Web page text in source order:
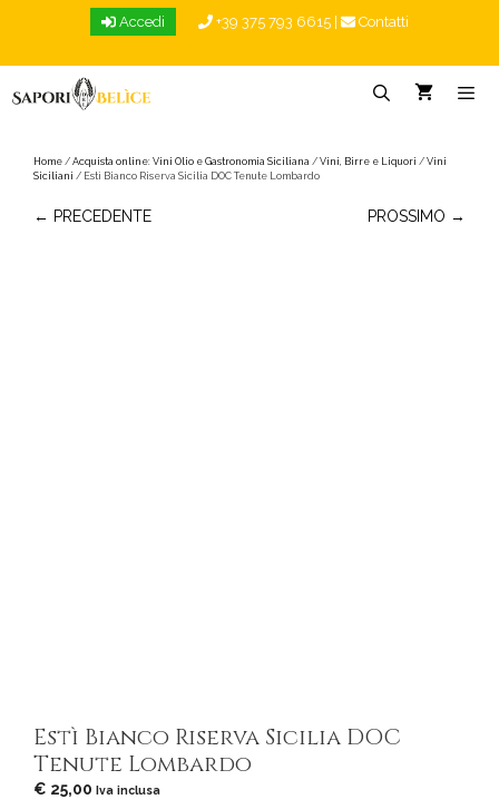
Accedi +39 375 793 6615 Contatti
Home / Acquista online: Vini Olio e Gastronomia Siciliana / Vini, Birre e Liquori / Vini
Siciliani / Estì Bianco Riserva Sicilia DOC Tenute Lombardo
← PRECEDENTE PROSSIMO →
Estì Bianco Riserva Sicilia DOC
Tenute Lombardo
€ 25,00 Iva inclusa